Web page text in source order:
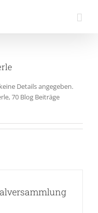
Details angegeben.
70 Blog Beiträge